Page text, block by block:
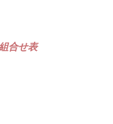
合せ表